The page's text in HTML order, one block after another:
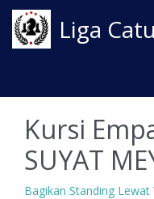
Liga
Kursi
SUYAT
Bagikan Standing Lewat